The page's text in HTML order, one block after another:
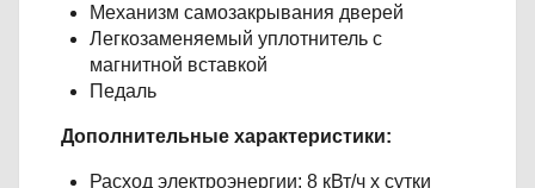
Механизм самозакрывания дверей
Легкозаменяемый уплотнитель с
магнитной вставкой
Педаль
Дополнительные характеристики:
Расход электроэнергии: 8 кВт/ч х сутки